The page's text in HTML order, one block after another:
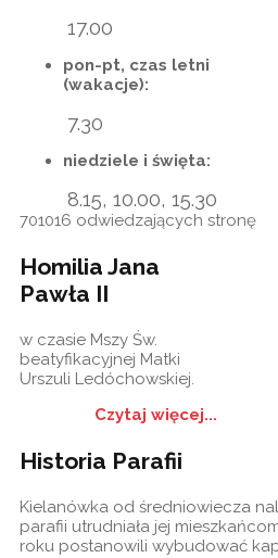
17.00
pon-pt, czas letni
(wakacje):
7.30
niedziele i święta:
8.15, 10.00, 15.30
701016 odwiedzających stronę
Homilia Jana
Pawła II
w czasie Mszy Św.
beatyfikacyjnej Matki
Urszuli Ledóchowskiej.
Czytaj więcej...
Historia Parafii
Kielanówka od średniowiecza
parafii utrudniała jej
roku postanowili wybudować